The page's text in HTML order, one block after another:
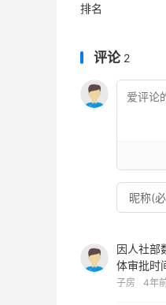
排名
评论 2
因人社部
体审批时
子房 4年